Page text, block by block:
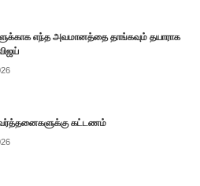
எந்த அவமானத்தை தாங்கவும் தயாராக
கட்டணம்